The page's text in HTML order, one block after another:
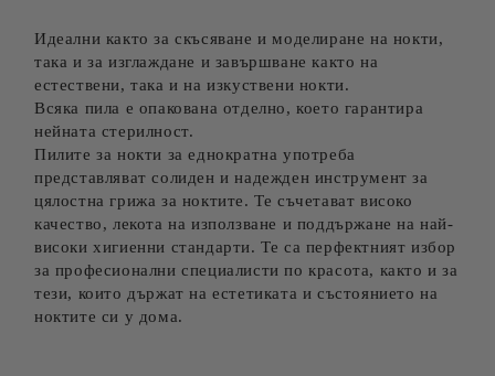
Идеални както за скъсяване и моделиране на нокти,
така и за изглаждане и завършване както на
естествени, така и на изкуствени нокти.
Всяка пила е опакована отделно, което гарантира
нейната стерилност.
Пилите за нокти за еднократна употреба
представляват солиден и надежден инструмент за
цялостна грижа за ноктите. Те съчетават високо
качество, лекота на използване и поддържане на най-
високи хигиенни стандарти. Те са перфектният избор
за професионални специалисти по красота, както и за
тези, които държат на естетиката и състоянието на
ноктите си у дома.